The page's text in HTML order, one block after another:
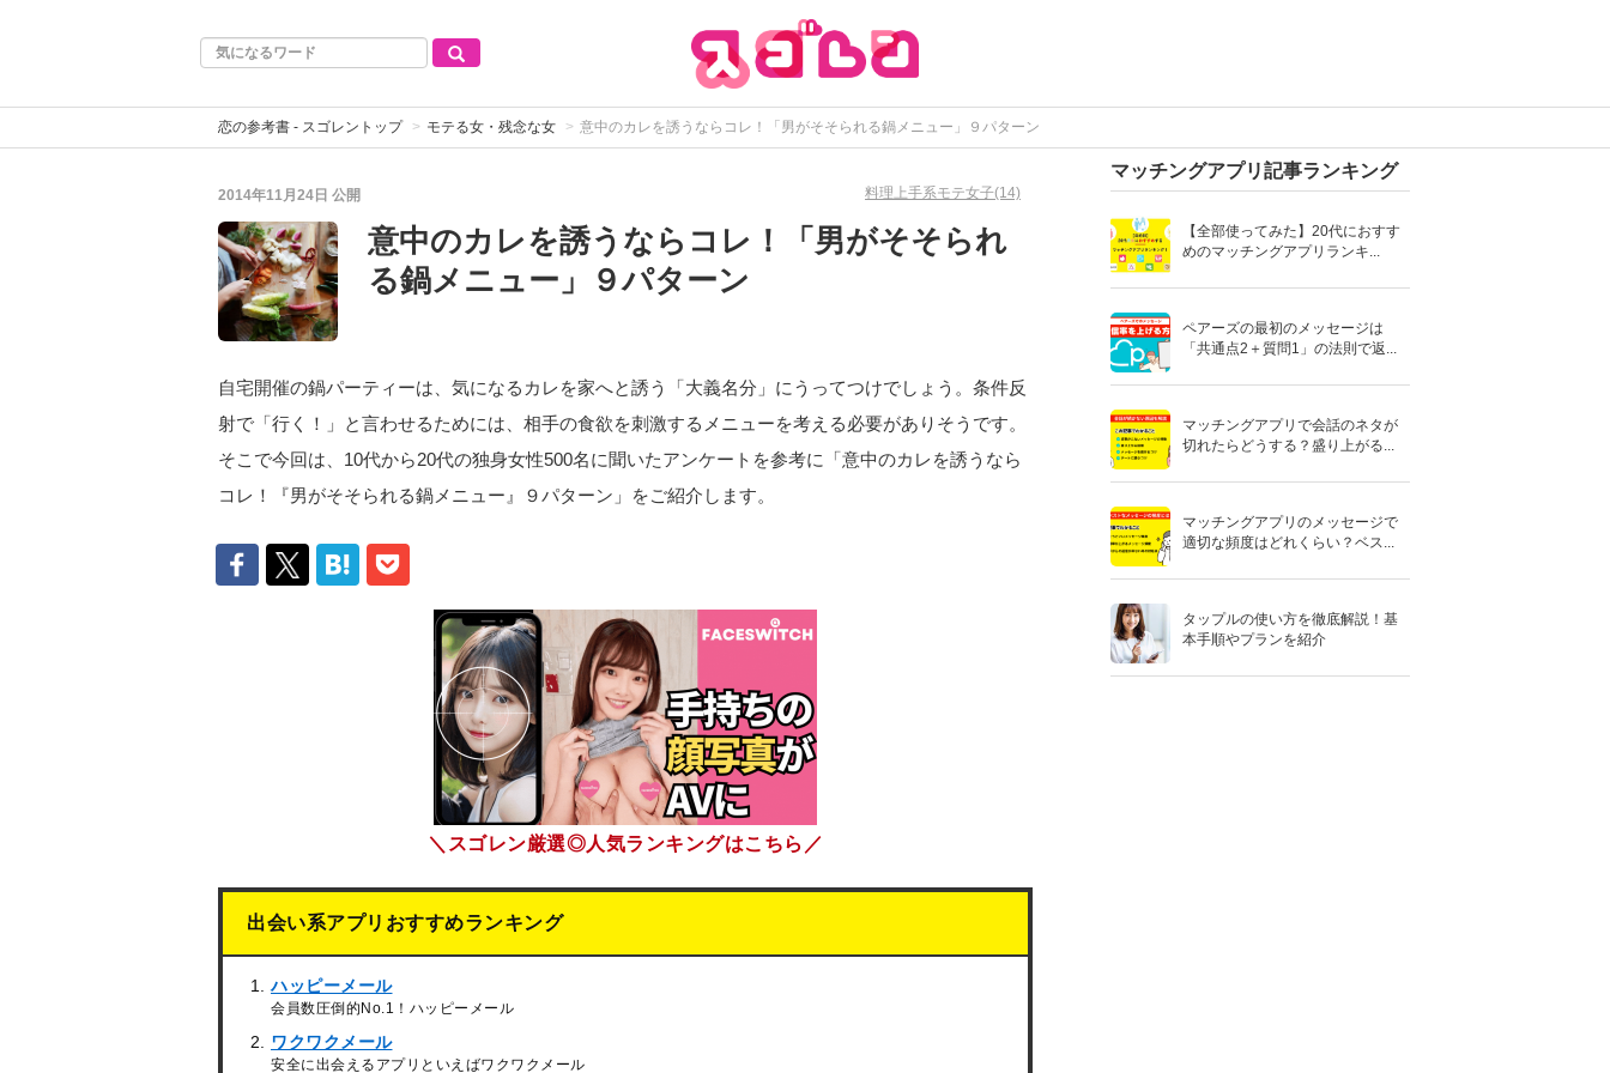
恋の参考書 - スゴレントップ モテる女・残念な女 意中のカレを誘うならコレ！「男がそそられる鍋メニュー」９パターン
2014年11月24日 公開 料理上手系モテ女子(14)
意中のカレを誘うならコレ！「男がそそられ
る鍋メニュー」９パターン
自宅開催の鍋パーティーは、気になるカレを家へと誘う「大義名分」にうってつけでしょう。条件反
射で「行く！」と言わせるためには、相手の食欲を刺激するメニューを考える必要がありそうです。
そこで今回は、10代から20代の独身女性500名に聞いたアンケートを参考に「意中のカレを誘うなら
コレ！『男がそそられる鍋メニュー』９パターン」をご紹介します。
＼スゴレン厳選◎人気ランキングはこちら／
出会い系アプリおすすめランキング
ハッピーメール
会員数圧倒的No.1！ハッピーメール
ワクワクメール
安全に出会えるアプリといえばワクワクメール
マッチングアプリ記事ランキング
【全部使ってみた】20代におすす
めのマッチングアプリランキ...
ペアーズの最初のメッセージは
「共通点2＋質問1」の法則で返...
マッチングアプリで会話のネタが
切れたらどうする？盛り上がる...
マッチングアプリのメッセージで
適切な頻度はどれくらい？ベス...
タップルの使い方を徹底解説！基
本手順やプランを紹介